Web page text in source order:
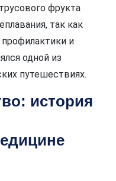
фрукта
так как
и
одной из
путешествиях.
история